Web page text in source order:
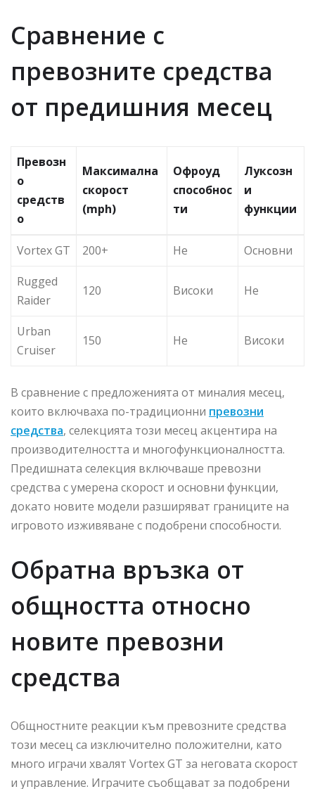
Сравнение с
превозните средства
от предишния месец
Превозн
о
средств
о
Максимална
скорост
(mph)
Офроуд
способнос
ти
Луксозн
и
функции
Vortex GT 200+ Не
Основни
Rugged
Raider
120 Високи Не
Urban
Cruiser
150 Не Високи
В сравнение с предложенията от миналия месец,
които включваха по-традиционни превозни
средства, селекцията този месец акцентира на
производителността и многофункционалността.
Предишната селекция включваше превозни
средства с умерена скорост и основни функции,
докато новите модели разширяват границите на
игровото изживяване с подобрени способности.
Обратна връзка от
общността относно
новите превозни
средства
Общностните реакции към превозните средства
този месец са изключително положителни, като
много играчи хвалят Vortex GT за неговата скорост
и управление. Играчите съобщават за подобрени